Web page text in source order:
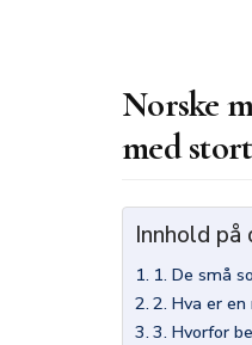
Norske
med
Innhold på
1. De små
2. Hva er
3. Hvorfor